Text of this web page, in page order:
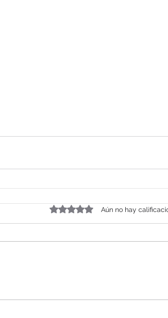
Obtuvo 0 de 5 estrellas.
Aún no hay